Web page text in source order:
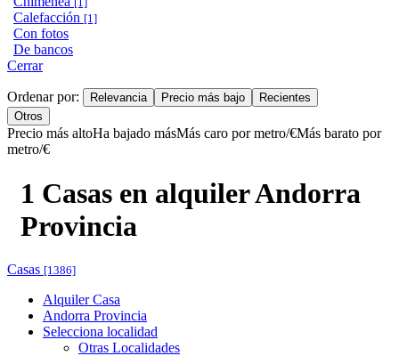
Calefacción [1]
Con fotos
De bancos
Cerrar
Ordenar por: Relevancia Precio más bajo
Recientes
Otros
Precio más altoHa bajado másMás caro por metro/€Más barato por
metro/€
1 Casas en alquiler Andorra
Provincia
Casas [1386]
Alquiler Casa
Andorra Provincia
Selecciona localidad
Otras Localidades